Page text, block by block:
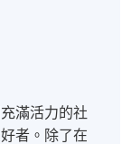
滿活力的社
者。除了在